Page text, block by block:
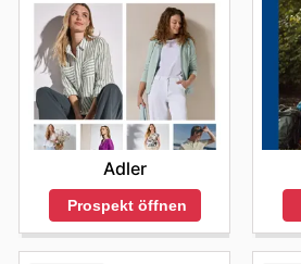
Adler
Prospekt öffnen